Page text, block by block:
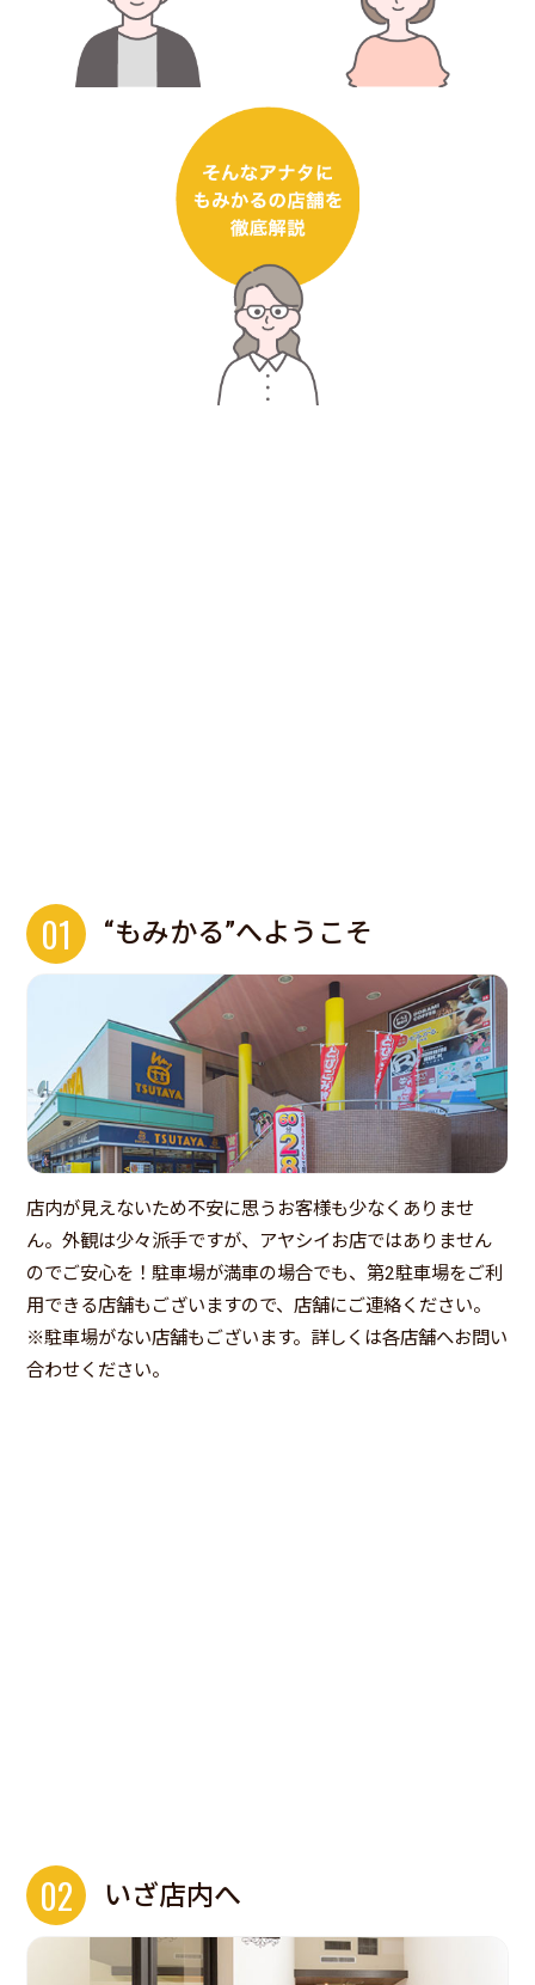
01 “もみかる”へようこそ
店内が見えないため不安に思うお客様も少なくありませ
ん。外観は少々派手ですが、アヤシイお店ではありません
のでご安心を！駐車場が満車の場合でも、第2駐車場をご利
用できる店舗もございますので、店舗にご連絡ください。
※駐車場がない店舗もございます。詳しくは各店舗へお問い
合わせください。
02 いざ店内へ